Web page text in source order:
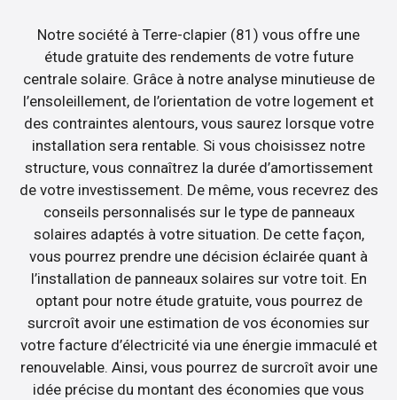
Notre société à Terre-clapier (81) vous offre une
étude gratuite des rendements de votre future
centrale solaire. Grâce à notre analyse minutieuse de
l’ensoleillement, de l’orientation de votre logement et
des contraintes alentours, vous saurez lorsque votre
installation sera rentable. Si vous choisissez notre
structure, vous connaîtrez la durée d’amortissement
de votre investissement. De même, vous recevrez des
conseils personnalisés sur le type de panneaux
solaires adaptés à votre situation. De cette façon,
vous pourrez prendre une décision éclairée quant à
l’installation de panneaux solaires sur votre toit. En
optant pour notre étude gratuite, vous pourrez de
surcroît avoir une estimation de vos économies sur
votre facture d’électricité via une énergie immaculé et
renouvelable. Ainsi, vous pourrez de surcroît avoir une
idée précise du montant des économies que vous